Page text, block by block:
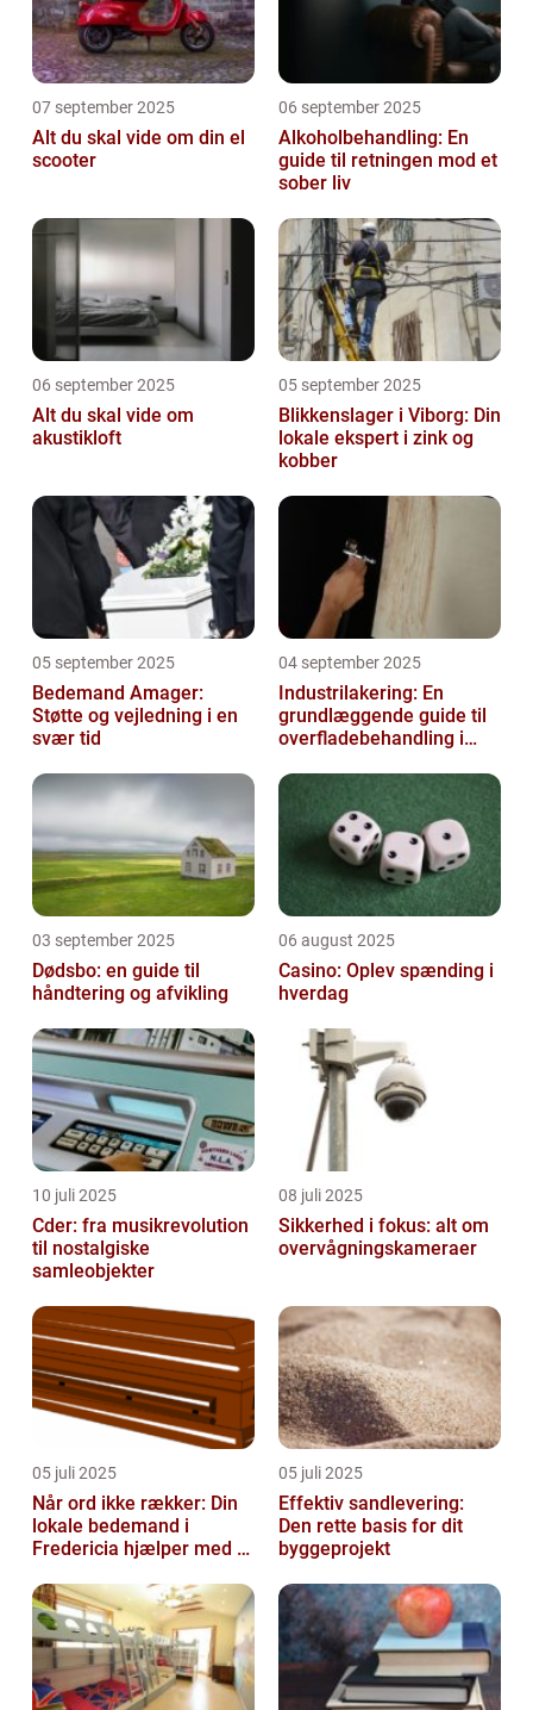
07 september 2025
Alt du skal vide om din el
scooter
06 september 2025
Alkoholbehandling: En
guide til retningen mod et
sober liv
06 september 2025
Alt du skal vide om
akustikloft
05 september 2025
Blikkenslager i Viborg: Din
lokale ekspert i zink og
kobber
05 september 2025
Bedemand Amager:
Støtte og vejledning i en
svær tid
04 september 2025
Industrilakering: En
grundlæggende guide til
overfladebehandling i
03 september 2025
Dødsbo: en guide til
håndtering og afvikling
06 august 2025
Casino: Oplev spænding i
hverdag
10 juli 2025
Cder: fra musikrevolution
til nostalgiske
samleobjekter
08 juli 2025
Sikkerhed i fokus: alt om
overvågningskameraer
05 juli 2025
Når ord ikke rækker: Din
lokale bedemand i
Fredericia hjælper med at
05 juli 2025
Effektiv sandlevering:
Den rette basis for dit
byggeprojekt